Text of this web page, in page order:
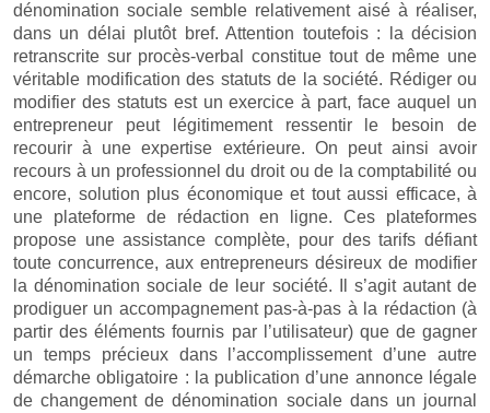
dénomination sociale semble relativement aisé à réaliser,
dans un délai plutôt bref. Attention toutefois : la décision
retranscrite sur procès-verbal constitue tout de même une
véritable modification des statuts de la société. Rédiger ou
modifier des statuts est un exercice à part, face auquel un
entrepreneur peut légitimement ressentir le besoin de
recourir à une expertise extérieure. On peut ainsi avoir
recours à un professionnel du droit ou de la comptabilité ou
encore, solution plus économique et tout aussi efficace, à
une plateforme de rédaction en ligne. Ces plateformes
propose une assistance complète, pour des tarifs défiant
toute concurrence, aux entrepreneurs désireux de modifier
la dénomination sociale de leur société. Il s’agit autant de
prodiguer un accompagnement pas-à-pas à la rédaction (à
partir des éléments fournis par l’utilisateur) que de gagner
un temps précieux dans l’accomplissement d’une autre
démarche obligatoire : la publication d’une annonce légale
de changement de dénomination sociale dans un journal